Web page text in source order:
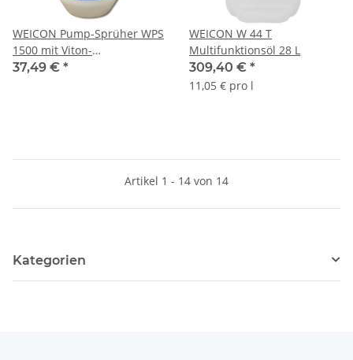
WEICON Pump-Sprüher WPS
1500 mit Viton-
Spezialdichtung
37,49 € *
WEICON W 44 T
Multifunktionsöl 28 L
309,40 € *
11,05 € pro l
Artikel 1 - 14 von 14
Kategorien